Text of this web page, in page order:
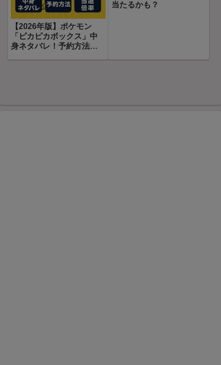
【2026年版】ポケモン
「ピカピカボックス」中
身ネタバレ！予約方法や
当たるかも？